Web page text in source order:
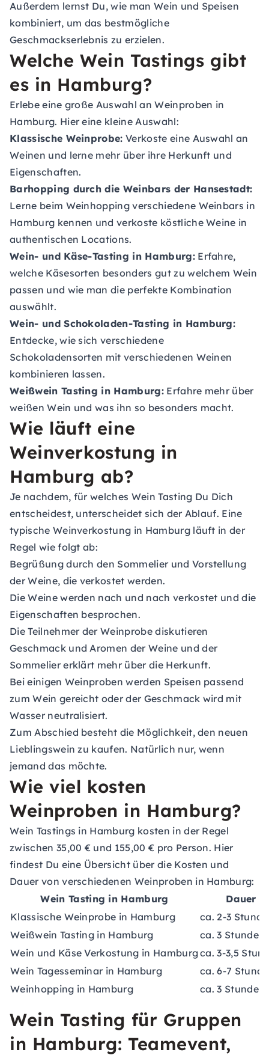
Außerdem lernst Du, wie man Wein und Speisen
kombiniert, um das bestmögliche
Geschmackserlebnis zu erzielen.
Welche Wein Tastings gibt
es in Hamburg?
Erlebe eine große Auswahl an Weinproben in
Hamburg. Hier eine kleine Auswahl:
Klassische Weinprobe: Verkoste eine Auswahl an
Weinen und lerne mehr über ihre Herkunft und
Eigenschaften.
Barhopping durch die Weinbars der Hansestadt:
Lerne beim Weinhopping verschiedene Weinbars in
Hamburg kennen und verkoste köstliche Weine in
authentischen Locations.
Wein- und Käse-Tasting in Hamburg:Erfahre,
welche Käsesorten besonders gut zu welchem Wein
passen und wie man die perfekte Kombination
auswählt.
Wein- und Schokoladen-Tasting in Hamburg:
Entdecke, wie sich verschiedene
Schokoladensorten mit verschiedenen Weinen
kombinieren lassen.
Weißwein Tasting in Hamburg:Erfahre mehr über
weißen Wein und was ihn so besonders macht.
Wie läuft eine
Weinverkostung in
Hamburg ab?
Je nachdem, für welches Wein Tasting Du Dich
entscheidest, unterscheidet sich der Ablauf. Eine
typische Weinverkostung in Hamburg läuft in der
Regel wie folgt ab:
Begrüßung durch den Sommelier und Vorstellung
der Weine, die verkostet werden.
Die Weine werden nach und nach verkostet und die
Eigenschaften besprochen.
Die Teilnehmer der Weinprobe diskutieren
Geschmack und Aromen der Weine und der
Sommelier erklärt mehr über die Herkunft.
Bei einigen Weinproben werden Speisen passend
zum Wein gereicht oder der Geschmack wird mit
Wasser neutralisiert.
Zum Abschied besteht die Möglichkeit, den neuen
Lieblingswein zu kaufen. Natürlich nur, wenn
jemand das möchte.
Wie viel kosten
Weinproben in Hamburg?
Wein Tastings in Hamburg kosten in der Regel
zwischen 35,00 € und 155,00 € pro Person. Hier
findest Du eine Übersicht über die Kosten und
Dauer von verschiedenen Weinproben in Hamburg:
Wein Tasting in Hamburg
Dauer
Klassische Weinprobe in Hamburg
ca. 2-3
Weißwein Tasting in Hamburg
ca. 3 Stunden
Wein und Käse Verkostung in Hamburgca. 3-3,5
Wein Tagesseminar in Hamburg
ca. 6-7
Weinhopping in Hamburg
ca. 3 Stunden
Wein Tasting für Gruppen
in Hamburg: Teamevent,